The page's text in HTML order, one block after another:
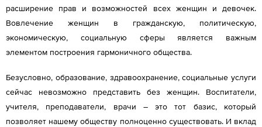
расширение прав и возможностей всех женщин и девочек.
Вовлечение женщин в гражданскую, политическую,
экономическую, социальную сферы является важным
элементом построения гармоничного общества.
Безусловно, образование, здравоохранение, социальные услуги
сейчас невозможно представить без женщин. Воспитатели,
учителя, преподаватели, врачи – это тот базис, который
позволяет нашему обществу полноценно существовать. И вклад